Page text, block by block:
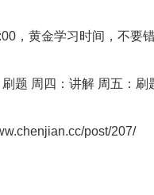
，黄金学习时间，不要错
题 周四：讲解 周五：
post/207/